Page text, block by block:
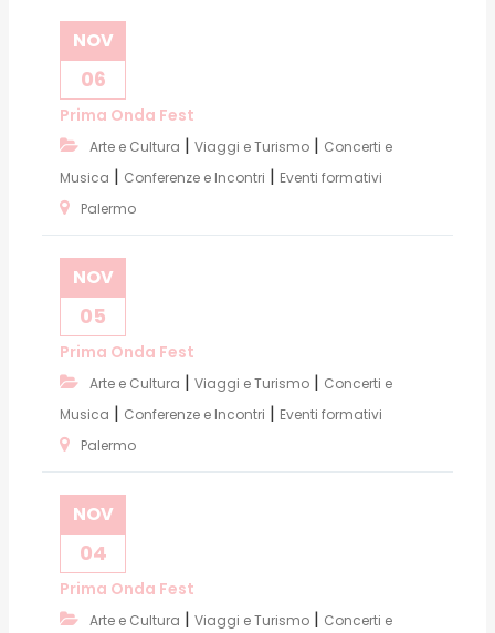
NOV
06
Prima Onda Fest
Arte e Cultura | Viaggi e Turismo | Concerti e
Musica | Conferenze e Incontri | Eventi formativi
Palermo
NOV
05
Prima Onda Fest
Arte e Cultura | Viaggi e Turismo | Concerti e
Musica | Conferenze e Incontri | Eventi formativi
Palermo
NOV
04
Prima Onda Fest
Arte e Cultura | Viaggi e Turismo | Concerti e